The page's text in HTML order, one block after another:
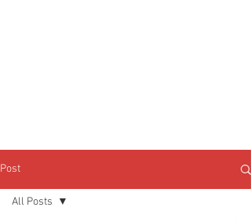
Post
All Posts